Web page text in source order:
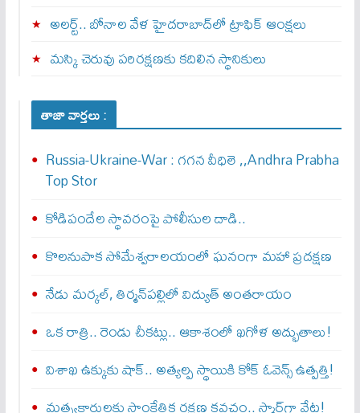
అలర్ట్‌.. బోనాల వేళ హైదరాబాద్‌లో ట్రాఫిక్‌ ఆంక్షలు
మస్కి చెరువు పరిరక్షణకు కదిలిన స్థానికులు
తాజా వార్తలు :
Russia-Ukraine-War : గ‌గ‌న వీధిలె ,,Andhra Prabha
Top Stor
కోడిపందేల స్థావరంపై పోలీసుల దాడి..
కొలనుపాక సోమేశ్వరాలయంలో ఘనంగా మహా ప్రదక్షణ
నేడు మర్కల్, తిర్మన్‌పల్లిలో విద్యుత్ అంతరాయం
ఒక రాత్రి.. రెండు చీకట్లు.. ఆకాశంలో ఖగోళ అద్భుతాలు!
విశాఖ ఉక్కుకు షాక్.. అత్యల్ప స్థాయికి కోక్ ఓవెన్స్ ఉత్పత్తి!
మత్స్యకారులకు సాంకేతిక రక్షణ కవచం.. స్మార్ట్‌గా వేట!